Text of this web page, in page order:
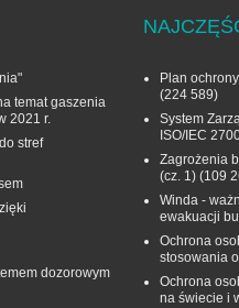
temat gaszenia
2021 r.
stref
dozorowym
Plan
(224 589)
System
ISO/IEC
Zagrożenia
(cz. 1) (109
Winda -
ewakuacji
Ochrona
stosowania
Ochrona
na świecie i